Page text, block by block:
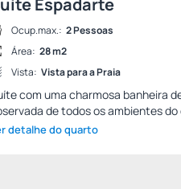
Espadarte
Ocup.max.: 2 Pessoas
Área: 28 m2
Vista: Vista para a Praia
com uma charmosa banheira
de todos os ambientes do
detalhe do quarto